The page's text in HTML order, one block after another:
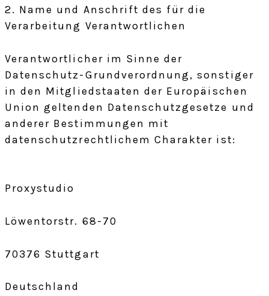
2. Name und Anschrift des für die
Verarbeitung Verantwortlichen
Verantwortlicher im Sinne der
Datenschutz-Grundverordnung, sonstiger
in den Mitgliedstaaten der Europäischen
Union geltenden Datenschutzgesetze und
anderer Bestimmungen mit
datenschutzrechtlichem Charakter ist:
Proxystudio
Löwentorstr. 68-70
70376 Stuttgart
Deutschland